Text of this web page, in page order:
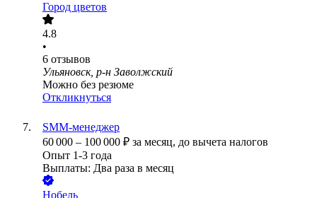
Город цветов
4.8
•
6 отзывов
Ульяновск, р-н Заволжский
Можно без резюме
Откликнуться
SMM-менеджер
60 000 – 100 000 ₽ за месяц, до вычета налогов
Опыт 1-3 года
Выплаты: Два раза в месяц
Нобель